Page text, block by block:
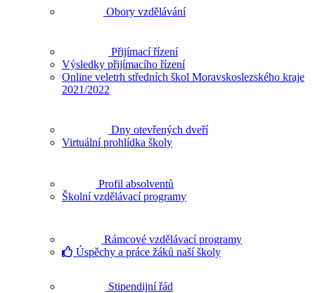
Obory vzdělávání
Přijímací řízení
Výsledky přijímacího řízení
Online veletrh středních škol Moravskoslezského kraje
2021/2022
Dny otevřených dveří
Virtuální prohlídka školy
Profil absolventů
Školní vzdělávací programy
Rámcové vzdělávací programy
Úspěchy a práce žáků naší školy
Stipendijní řád